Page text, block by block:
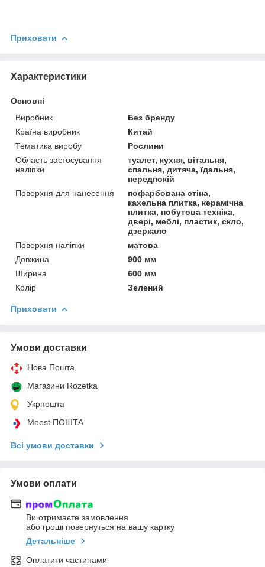
Приховати
Характеристики
Основні
Виробник
Без бренду
Країна виробник
Китай
Тематика виробу
Рослини
Область застосування
наліпки
туалет, кухня, вітальня,
спальня, дитяча, їдальня,
передпокій
Поверхня для нанесення
пофарбована стіна,
кахельна плитка, керамічна
плитка, побутова техніка,
двері, меблі, пластик, скло,
дзеркало
Поверхня наліпки
матова
Довжина
900 мм
Ширина
600 мм
Колір
Зелений
Приховати
Умови доставки
Нова Пошта
Магазини Rozetka
Укрпошта
Meest ПОШТА
Всі умови доставки
Умови оплати
Ви отримаєте замовлення
або гроші повернуться на вашу картку
Детальніше
Оплатити частинами